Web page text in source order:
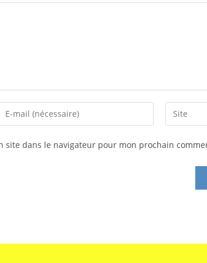
site dans le navigateur pour mon prochain